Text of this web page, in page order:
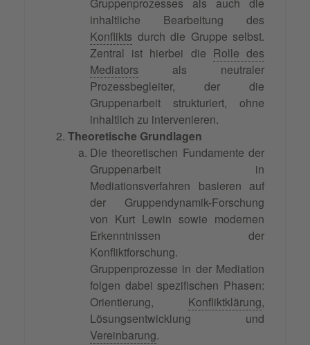
Gruppenprozesses als auch die
inhaltliche Bearbeitung des
Konflikts durch die Gruppe selbst.
Zentral ist hierbei die Rolle des
Mediators als neutraler
Prozessbegleiter, der die
Gruppenarbeit strukturiert, ohne
inhaltlich zu intervenieren.
Theoretische Grundlagen
Die theoretischen Fundamente der
Gruppenarbeit in
Mediationsverfahren basieren auf
der Gruppendynamik-Forschung
von Kurt Lewin sowie modernen
Erkenntnissen der
Konfliktforschung.
Gruppenprozesse in der Mediation
folgen dabei spezifischen Phasen:
Orientierung, Konfliktklärung,
Lösungsentwicklung und
Vereinbarung.